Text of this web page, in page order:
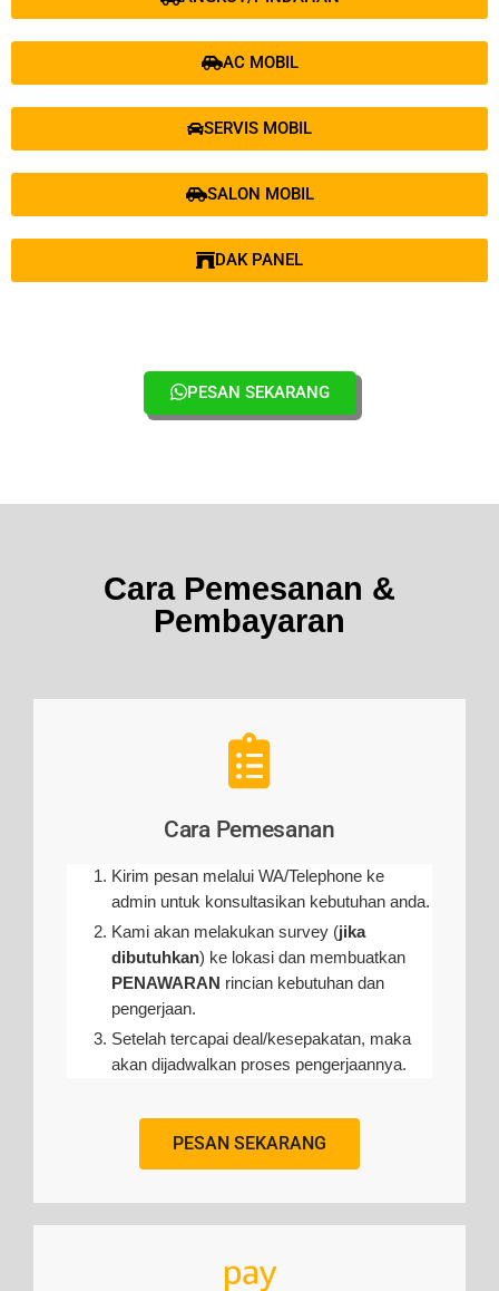
AC MOBIL
SERVIS MOBIL
SALON MOBIL
DAK PANEL
PESAN SEKARANG
Cara Pemesanan &
Pembayaran
Cara Pemesanan
Kirim pesan melalui WA/Telephone ke
admin untuk konsultasikan kebutuhan anda.
Kami akan melakukan survey (jika
dibutuhkan) ke lokasi dan membuatkan
PENAWARAN rincian kebutuhan dan
pengerjaan.
Setelah tercapai deal/kesepakatan, maka
akan dijadwalkan proses pengerjaannya.
PESAN SEKARANG